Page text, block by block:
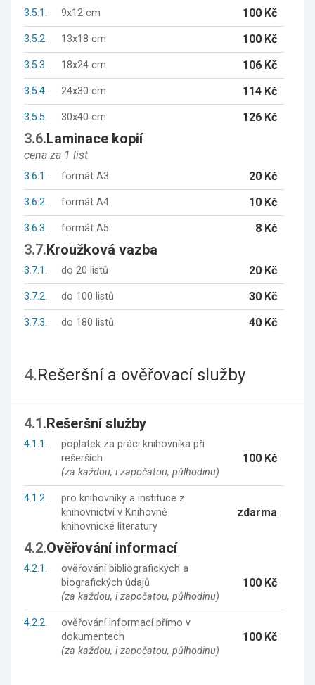
3.5.1. 9x12 cm 100 Kč
3.5.2. 13x18 cm 100 Kč
3.5.3. 18x24 cm 106 Kč
3.5.4. 24x30 cm 114 Kč
3.5.5. 30x40 cm 126 Kč
3.6.Laminace kopií
cena za 1 list
3.6.1. formát A3 20 Kč
3.6.2. formát A4 10 Kč
3.6.3. formát A5 8 Kč
3.7.Kroužková vazba
3.7.1. do 20 listů 20 Kč
3.7.2. do 100 listů 30 Kč
3.7.3. do 180 listů 40 Kč
4.Rešeršní a ověřovací služby
4.1.Rešeršní služby
4.1.1.
poplatek za práci knihovníka při
rešerších
(za každou, i započatou, půlhodinu)
100 Kč
4.1.2.
pro knihovníky a instituce z
knihovnictví v Knihovně
knihovnické literatury
zdarma
4.2.Ověřování informací
4.2.1.
ověřování bibliografických a
biografických údajů
(za každou, i započatou, půlhodinu)
100 Kč
4.2.2.
ověřování informací přímo v
dokumentech
(za každou, i započatou, půlhodinu)
100 Kč